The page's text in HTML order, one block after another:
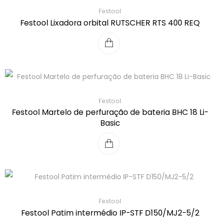
Festool
Festool Lixadora orbital RUTSCHER RTS 400 REQ
Festool
Festool Martelo de perfuração de bateria BHC 18 Li-
Basic
Festool
Festool Patim intermédio IP-STF D150/MJ2-5/2